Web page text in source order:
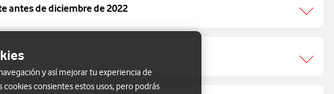
antes de diciembre de 2022
y así mejorar tu experiencia de
consientes estos usos, pero podrás